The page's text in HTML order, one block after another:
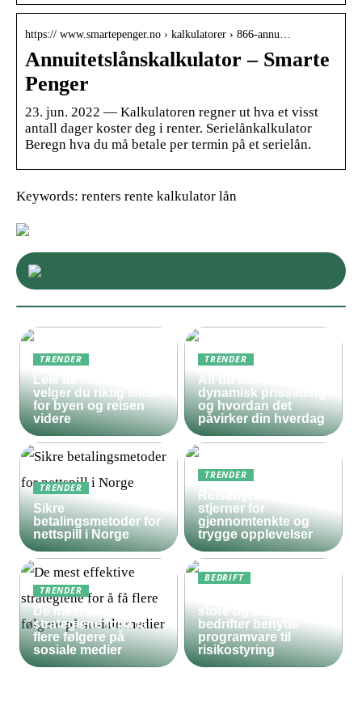
https:// www.smartepenger.no › kalkulatorer › 866-annu…
Annuitetslånskalkulator – Smarte
Penger
23. jun. 2022 — Kalkulatoren regner ut hva et visst
antall dager koster deg i renter. Serielånkalkulator
Beregn hva du må betale per termin på et serielån.
Keywords: renters rente kalkulator lån
TRENDER
Leie bil i Oslo – slik
velger du riktig leiebil
for byen og reisen
videre
TRENDER
Alt du bør vite om
dynamisk prissetting
og hvordan det
påvirker din hverdag
TRENDER
Sikre
betalingsmetoder for
nettspill i Norge
TRENDER
Reisebyrå med 5
stjerner for
gjennomtenkte og
trygge opplevelser
TRENDER
De mest effektive
strategiene for å få
flere følgere på
sosiale medier
BEDRIFT
store og små
bedrifter benytte
programvare til
risikostyring